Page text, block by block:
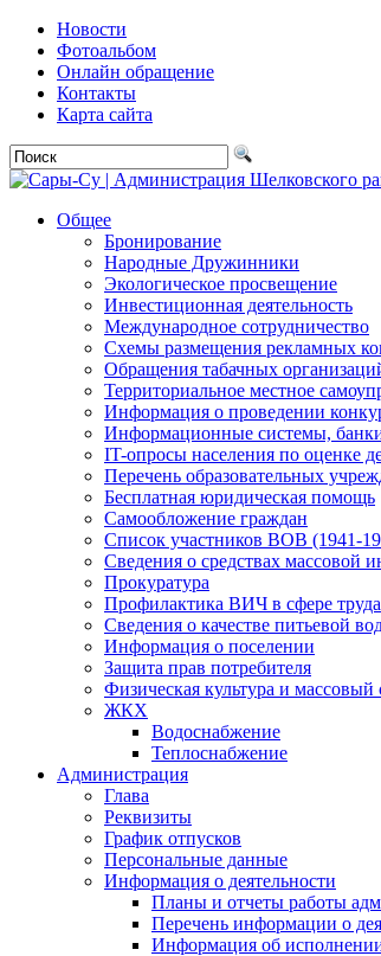
Новости
Фотоальбом
Онлайн обращение
Контакты
Карта сайта
Общее
Бронирование
Народные Дружинники
Экологическое просвещение
Инвестиционная деятельность
Международное сотрудничество
Схемы размещения рекламных
Обращения табачных
Территориальное местное
Информация о проведении
Информационные системы,
IT-опросы населения по оценке
Перечень образовательных
Бесплатная юридическая помощь
Самообложение граждан
Список участников ВОВ (1941-
Сведения о средствах массовой
Прокуратура
Профилактика ВИЧ в сфере труда
Сведения о качестве питьевой
Информация о поселении
Защита прав потребителя
Физическая культура и массовый
ЖКХ
Водоснабжение
Теплоснабжение
Администрация
Глава
Реквизиты
График отпусков
Персональные данные
Информация о деятельности
Планы и отчеты работы
Перечень информации о
Информация об